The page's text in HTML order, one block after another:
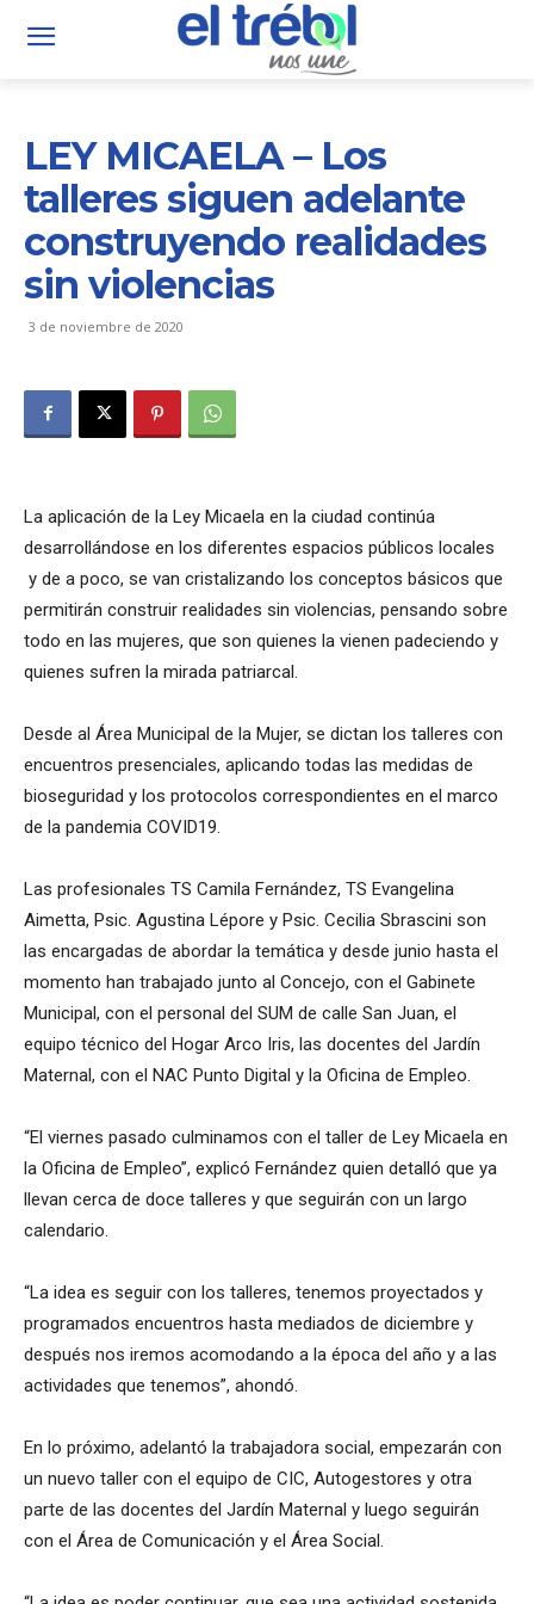
LEY MICAELA – Los
talleres siguen adelante
construyendo realidades
sin violencias
3 de noviembre de 2020
La aplicación de la Ley Micaela en la ciudad continúa
desarrollándose en los diferentes espacios públicos locales
y de a poco, se van cristalizando los conceptos básicos que
permitirán construir realidades sin violencias, pensando sobre
todo en las mujeres, que son quienes la vienen padeciendo y
quienes sufren la mirada patriarcal.
Desde al Área Municipal de la Mujer, se dictan los talleres con
encuentros presenciales, aplicando todas las medidas de
bioseguridad y los protocolos correspondientes en el marco
de la pandemia COVID19.
Las profesionales TS Camila Fernández, TS Evangelina
Aimetta, Psic. Agustina Lépore y Psic. Cecilia Sbrascini son
las encargadas de abordar la temática y desde junio hasta el
momento han trabajado junto al Concejo, con el Gabinete
Municipal, con el personal del SUM de calle San Juan, el
equipo técnico del Hogar Arco Iris, las docentes del Jardín
Maternal, con el NAC Punto Digital y la Oficina de Empleo.
“El viernes pasado culminamos con el taller de Ley Micaela en
la Oficina de Empleo”, explicó Fernández quien detalló que ya
llevan cerca de doce talleres y que seguirán con un largo
calendario.
“La idea es seguir con los talleres, tenemos proyectados y
programados encuentros hasta mediados de diciembre y
después nos iremos acomodando a la época del año y a las
actividades que tenemos”, ahondó.
En lo próximo, adelantó la trabajadora social, empezarán con
un nuevo taller con el equipo de CIC, Autogestores y otra
parte de las docentes del Jardín Maternal y luego seguirán
con el Área de Comunicación y el Área Social.